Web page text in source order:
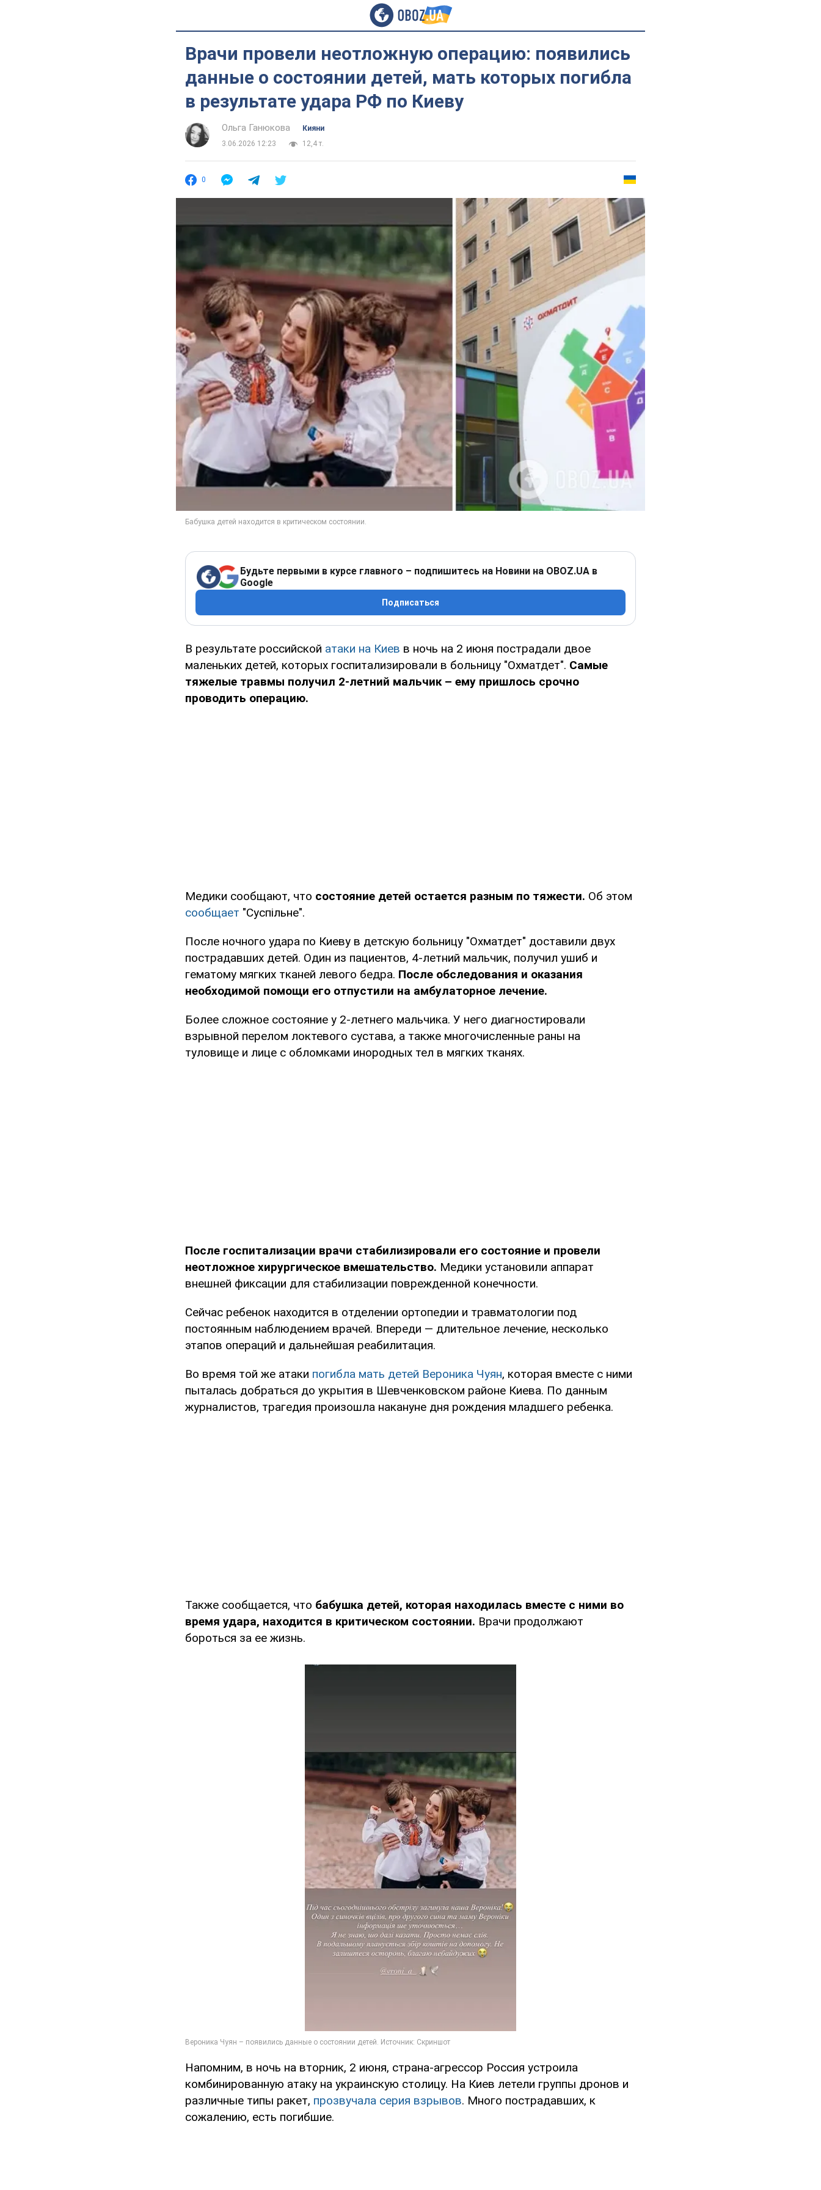
Врачи провели неотложную операцию: появились
данные о состоянии детей, мать которых погибла
в результате удара РФ по Киеву
Ольга Ганюкова
Кияни
3.06.2026 12:23
12,4 т.
0
Будьте первыми в курсе главного – подпишитесь на Новини на OBOZ.UA в
Google
Подписаться
В результате российской атаки на Киев в ночь на 2 июня пострадали двое
маленьких детей, которых госпитализировали в больницу "Охматдет". Самые
тяжелые травмы получил 2-летний мальчик – ему пришлось срочно
проводить операцию.
Медики сообщают, что состояние детей остается разным по тяжести. Об этом
сообщает "Суспільне".
После ночного удара по Киеву в детскую больницу "Охматдет" доставили двух
пострадавших детей. Один из пациентов, 4-летний мальчик, получил ушиб и
гематому мягких тканей левого бедра. После обследования и оказания
необходимой помощи его отпустили на амбулаторное лечение.
Более сложное состояние у 2-летнего мальчика. У него диагностировали
взрывной перелом локтевого сустава, а также многочисленные раны на
туловище и лице с обломками инородных тел в мягких тканях.
После госпитализации врачи стабилизировали его состояние и провели
неотложное хирургическое вмешательство. Медики установили аппарат
внешней фиксации для стабилизации поврежденной конечности.
Сейчас ребенок находится в отделении ортопедии и травматологии под
постоянным наблюдением врачей. Впереди — длительное лечение, несколько
этапов операций и дальнейшая реабилитация.
Во время той же атаки погибла мать детей Вероника Чуян, которая вместе с ними
пыталась добраться до укрытия в Шевченковском районе Киева. По данным
журналистов, трагедия произошла накануне дня рождения младшего ребенка.
Также сообщается, что бабушка детей, которая находилась вместе с ними во
время удара, находится в критическом состоянии. Врачи продолжают
бороться за ее жизнь.
Напомним, в ночь на вторник, 2 июня, страна-агрессор Россия устроила
комбинированную атаку на украинскую столицу. На Киев летели группы дронов и
различные типы ракет, прозвучала серия взрывов. Много пострадавших, к
сожалению, есть погибшие.